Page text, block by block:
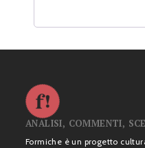
ANALISI, COMMENTI,
Formiche è un progetto